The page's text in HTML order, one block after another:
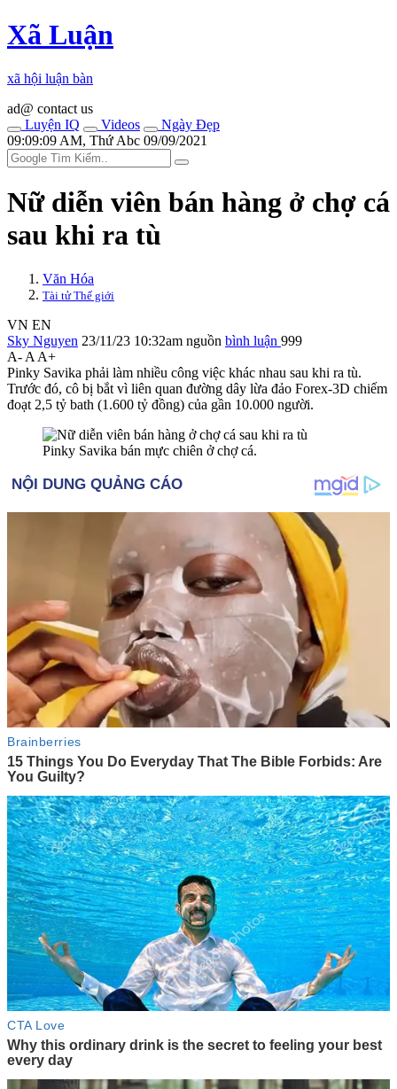
Xã Luận
xã hội luận bàn
ad@ contact us
Luyện IQ
Videos
Ngày Đẹp
09:09:09 AM, Thứ Abc 09/09/2021
Nữ diễn viên bán hàng ở chợ cá
sau khi ra tù
Văn Hóa
Tài tử Thế giới
VN EN
Sky Nguyen 23/11/23 10:32am nguồn bình luận 999
A- A A+
Pinky Savika phải làm nhiều công việc khác nhau sau khi ra tù.
Trước đó, cô bị bắt vì liên quan đường dây lừa đảo Forex-3D chiếm
đoạt 2,5 tỷ bath (1.600 tỷ đồng) của gần 10.000 người.
Pinky Savika bán mực chiên ở chợ cá.